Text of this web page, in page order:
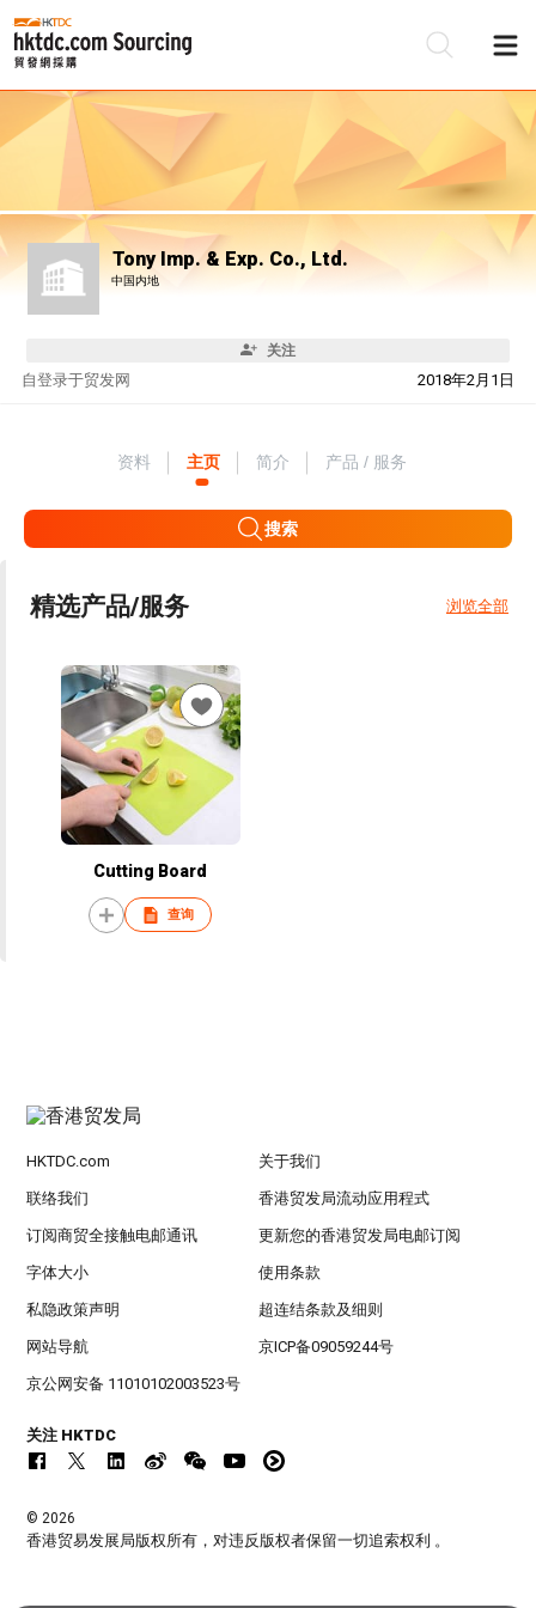
Tony Imp. & Exp. Co., Ltd.
中国内地
关注
自 2018年2月1日
登录于贸发网
资料 主页 简介 产品 / 服务
搜索
精选产品/服务 浏览全部
Cutting Board
查询
HKTDC.com 关于我们
联络我们 香港贸发局流动应用程式
订阅商贸全接触电邮通讯 更新您的香港贸发局电邮订阅
字体大小 使用条款
私隐政策声明 超连结条款及细则
网站导航 京ICP备09059244号
京公网安备 11010102003523号
关注 HKTDC
© 2026
香港贸易发展局版权所有，对违反版权者保留一切追索权利 。